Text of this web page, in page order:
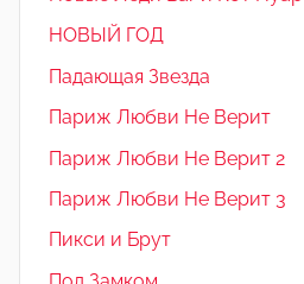
НОВЫЙ ГОД
Падающая Звезда
Париж Любви Не Верит
Париж Любви Не Верит 2
Париж Любви Не Верит 3
Пикси и Брут